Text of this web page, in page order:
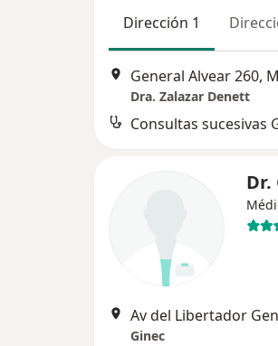
Dirección 1
General Alvear 260,
Dra. Zalazar Denett
Consultas sucesivas
Dr.
Ginec